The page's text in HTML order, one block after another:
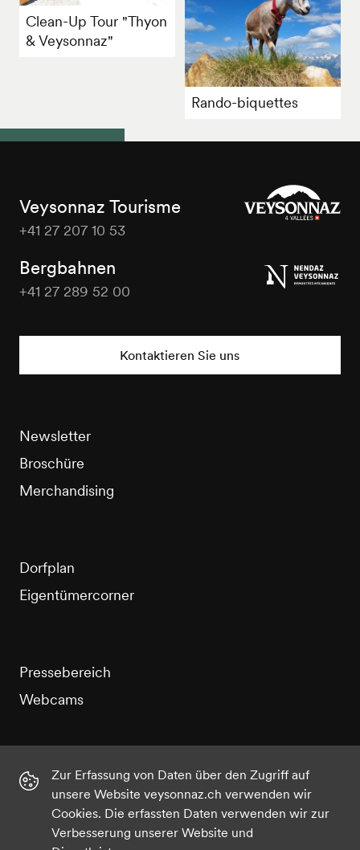
Clean-Up Tour "Thyon
& Veysonnaz"
Rando-biquettes
Veysonnaz Tourisme
+41 27 207 10 53
Bergbahnen
+41 27 289 52 00
Kontaktieren Sie uns
Newsletter
Broschüre
Merchandising
Dorfplan
Eigentümercorner
Pressebereich
Webcams
Facebook Twitter
Zur Erfassung von Daten über den Zugriff auf
unsere Website veysonnaz.ch verwenden wir
Cookies. Die erfassten Daten verwenden wir zur
Verbesserung unserer Website und